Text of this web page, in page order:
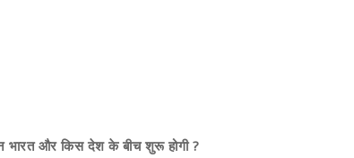
भारत और किस देश के बीच शुरू होगी ?